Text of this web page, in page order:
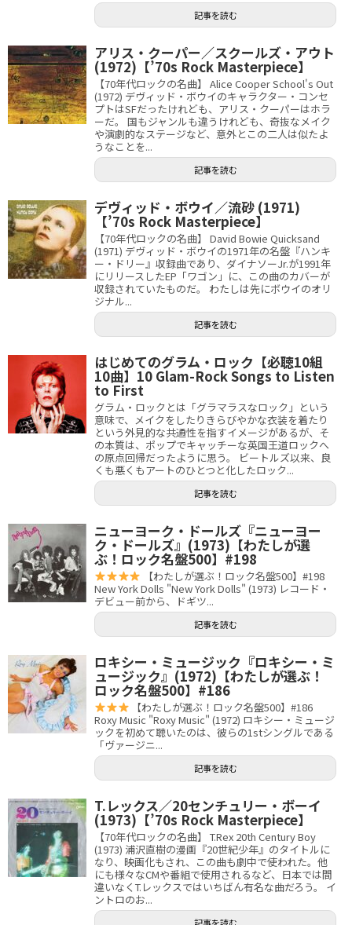
記事を読む
アリス・クーパー／スクールズ・アウト
(1972)【’70s Rock Masterpiece】
【70年代ロックの名曲】 Alice Cooper School's Out
(1972) デヴィッド・ボウイのキャラクター・コンセ
プトはSFだったけれども、アリス・クーパーはホラ
ーだ。 国もジャンルも違うけれども、奇抜なメイク
や演劇的なステージなど、意外とこの二人は似たよ
うなことを...
記事を読む
デヴィッド・ボウイ／流砂 (1971)
【’70s Rock Masterpiece】
【70年代ロックの名曲】 David Bowie Quicksand
(1971) デヴィッド・ボウイの1971年の名盤『ハンキ
ー・ドリー』収録曲であり、ダイナソーJr.が1991年
にリリースしたEP「ワゴン」に、この曲のカバーが
収録されていたものだ。 わたしは先にボウイのオリ
ジナル...
記事を読む
はじめてのグラム・ロック【必聴10組
10曲】10 Glam-Rock Songs to Listen
to First
グラム・ロックとは「グラマラスなロック」という
意味で、メイクをしたりきらびやかな衣装を着たり
という外見的な共通性を指すイメージがあるが、そ
の本質は、ポップでキャッチーな英国王道ロックへ
の原点回帰だったように思う。 ビートルズ以来、良
くも悪くもアートのひとつと化したロック...
記事を読む
ニューヨーク・ドールズ『ニューヨー
ク・ドールズ』(1973)【わたしが選
ぶ！ロック名盤500】#198
【わたしが選ぶ！ロック名盤500】#198
New York Dolls "New York Dolls" (1973) レコード・
デビュー前から、ドギツ...
記事を読む
ロキシー・ミュージック『ロキシー・ミ
ュージック』(1972)【わたしが選ぶ！
ロック名盤500】#186
【わたしが選ぶ！ロック名盤500】#186
Roxy Music "Roxy Music" (1972) ロキシー・ミュージ
ックを初めて聴いたのは、彼らの1stシングルである
「ヴァージニ...
記事を読む
T.レックス／20センチュリー・ボーイ
(1973)【’70s Rock Masterpiece】
【70年代ロックの名曲】 T.Rex 20th Century Boy
(1973) 浦沢直樹の漫画『20世紀少年』のタイトルに
なり、映画化もされ、この曲も劇中で使われた。他
にも様々なCMや番組で使用されるなど、日本では間
違いなくT.レックスではいちばん有名な曲だろう。 イ
ントロのお...